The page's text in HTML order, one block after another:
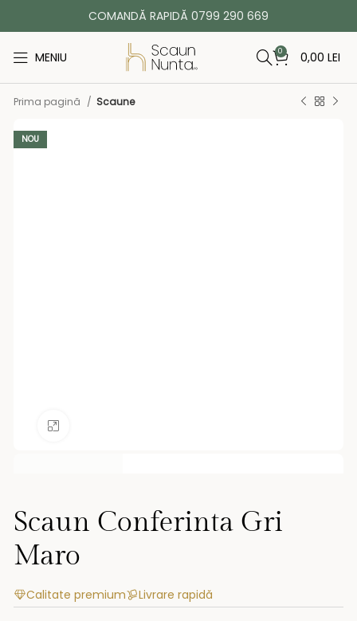
COMANDĂ RAPIDĂ 0799 290 669
MENIU 0 0,00 LEI
Prima pagină Scaune
NOU
Scaun Conferinta Gri
Maro
Calitate premium Livrare rapidă